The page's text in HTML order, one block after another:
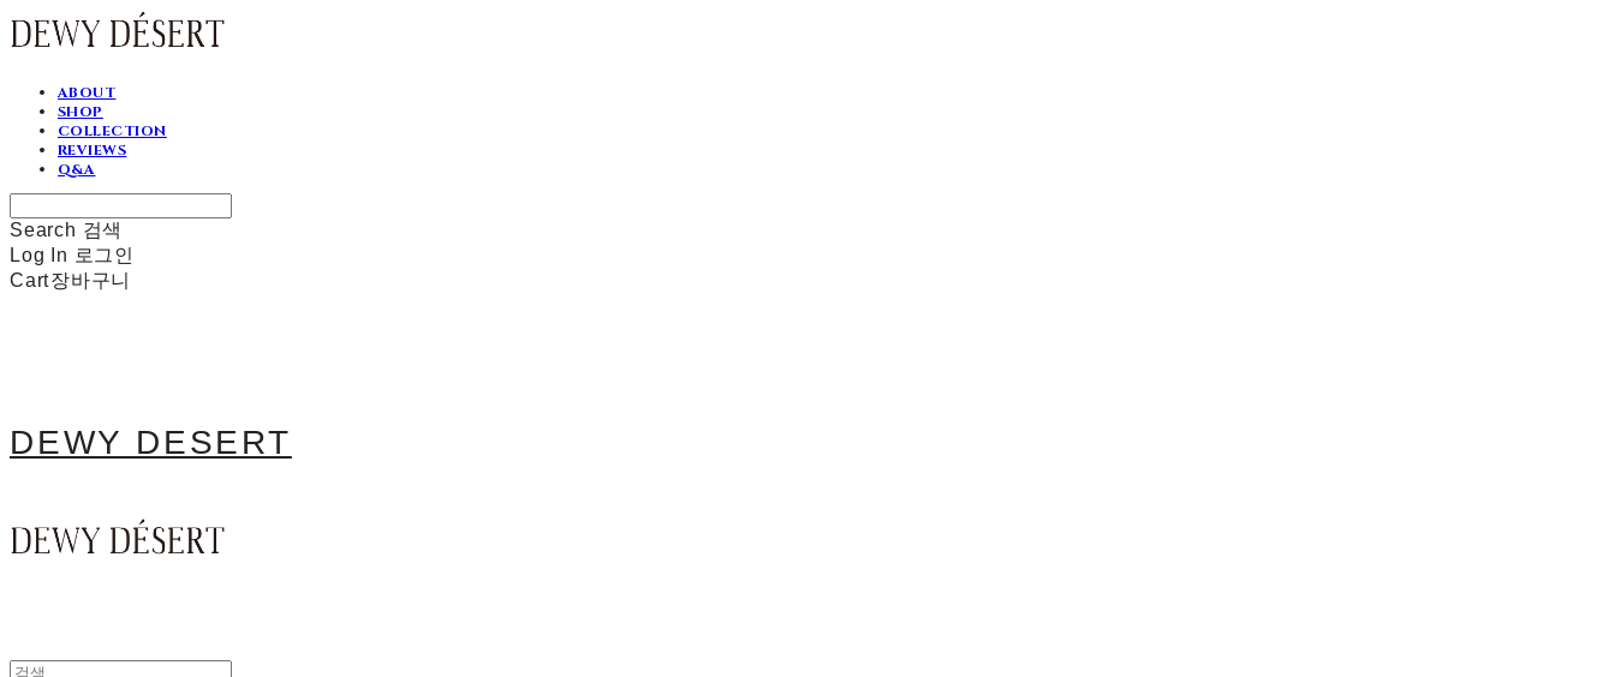
ABOUT
SHOP
COLLECTION
REVIEWS
Q&A
Search 검색
Log In 로그인
Cart장바구니
DEWY DESERT